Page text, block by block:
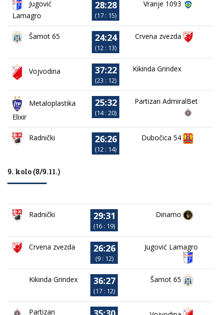
Jugović
Lamagro
28:28
(17 : 15)
Vranje 1093
Šamot 65 24:24
(12 : 13)
Crvena zvezda
Vojvodina 37:22
(23 : 12)
Kikinda Grindex
Metaloplastika
Elixir
25:32
(14 : 20)
Partizan AdmiralBet
Radnički 26:26
(12 : 14)
Dubočica 54
9. kolo (8/9.11.)
Radnički 29:31
(16 : 19)
Dinamo
Crvena zvezda 26:26
(9 : 12)
Jugović Lamagro
Kikinda Grindex 36:27
(17 : 12)
Šamot 65
Partizan